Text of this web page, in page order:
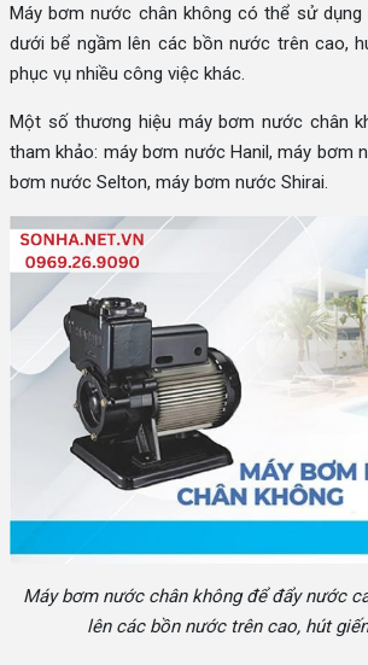
Máy bơm nước chân không có thể sử
dưới bể ngầm lên các bồn nước trên cao,
phục vụ nhiều công việc khác.
Một số thương hiệu máy bơm nước chân
tham khảo: máy bơm nước Hanil, máy bơm
bơm nước Selton, máy bơm nước Shirai.
Máy bơm nước chân không để đẩy nước
lên các bồn nước trên cao, hút